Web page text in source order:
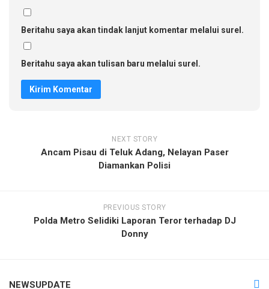
Beritahu saya akan tindak lanjut komentar melalui surel.
Beritahu saya akan tulisan baru melalui surel.
NEXT STORY
Ancam Pisau di Teluk Adang, Nelayan Paser
Diamankan Polisi
PREVIOUS STORY
Polda Metro Selidiki Laporan Teror terhadap DJ
Donny
NEWSUPDATE